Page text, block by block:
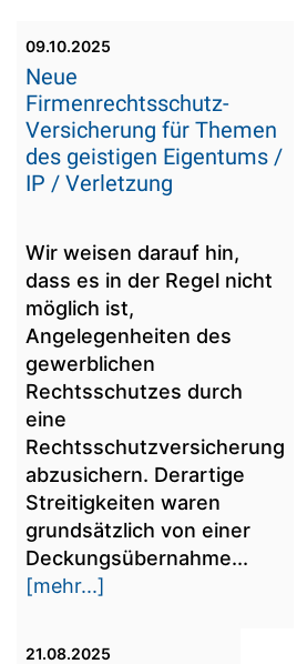
09.10.2025
Neue
Firmenrechtsschutz-
Versicherung für Themen
des geistigen Eigentums /
IP / Verletzung
Wir weisen darauf hin,
dass es in der Regel nicht
möglich ist,
Angelegenheiten des
gewerblichen
Rechtsschutzes durch
eine
Rechtsschutzversicherung
abzusichern. Derartige
Streitigkeiten waren
grundsätzlich von einer
Deckungsübernahme...
[mehr...]
21.08.2025